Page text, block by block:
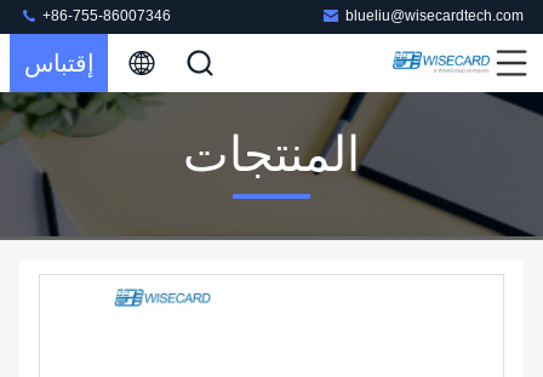
blueliu@wisecardtech.com
+86-755-86007346
إقتباس
المنتجات